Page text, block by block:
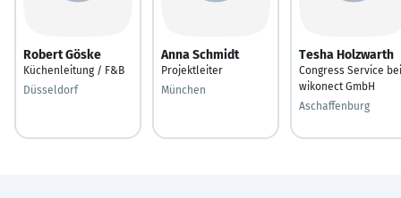
Robert Göske
Küchenleitung / F&B
Düsseldorf
Anna Schmidt
Projektleiter
München
Tesha Holzwarth
Congress Service bei
wikonect GmbH
Aschaffenburg